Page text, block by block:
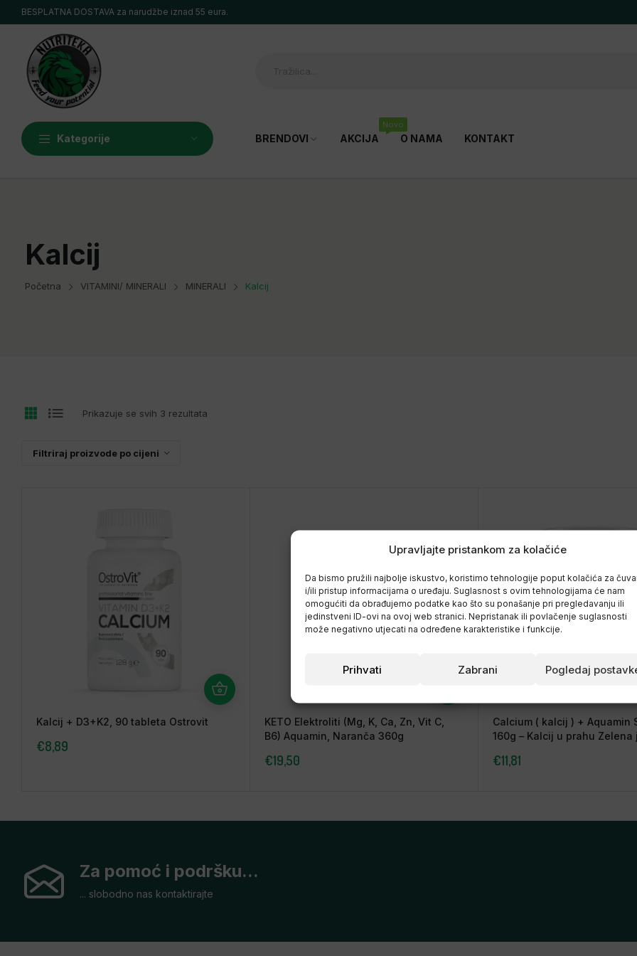
Upravljajte pristankom za kolačiće
Da bismo pružili najbolje iskustvo, koristimo tehnologije poput kolačića za
i/ili pristup informacijama o uređaju. Suglasnost s ovim tehnologijama će nam
omogućiti da obrađujemo podatke kao što su ponašanje pri pregledavanju ili
jedinstveni ID-ovi na ovoj web stranici. Nepristanak ili povlačenje suglasnosti
može negativno utjecati na određene karakteristike i funkcije.
Prihvati Zabrani Pogledaj
BESPLATNA DOSTAVA za narudžbe iznad 55 eura.
Kategorije BRENDOVI
6 PAK
AKCIJA
Novo
O NAMA KONTAKT
Kalcij
Početna VITAMINI/ MINERALI MINERALI Kalcij
Prikazuje se svih 3 rezultata
Filtriraj proizvode po cijeni
Kalcij + D3+K2, 90 tableta Ostrovit
€8,89
KETO Elektroliti (Mg, K, Ca, Zn, Vit C,
B6) Aquamin, Naranča 360g
€19,50
Calcium ( kalcij ) + Aquamin
160g – Kalcij u prahu Zelena
€11,81
Za pomoć i podršku...
... slobodno nas kontaktirajte